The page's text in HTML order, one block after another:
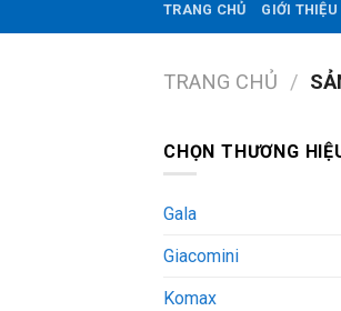
TRANG CHỦ GIỚI THIỆU
TRANG CHỦ /
CHỌN THƯƠNG
Gala
Giacomini
Komax